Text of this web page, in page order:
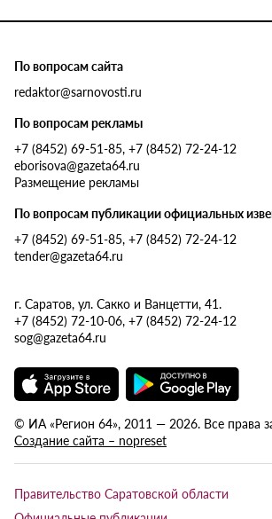
По вопросам сайта
redaktor@sarnovosti.ru
По вопросам рекламы
+7 (8452) 69-51-85, +7 (8452) 72-24-12
eborisova@gazeta64.ru
Размещение рекламы
По вопросам публикации официальных
+7 (8452) 69-51-85, +7 (8452) 72-24-12
tender@gazeta64.ru
г. Саратов, ул. Сакко и Ванцетти, 41.
+7 (8452) 72-10-06, +7 (8452) 72-24-12
sog@gazeta64.ru
© ИА «Регион 64», 2011 — 2026. Все права
Создание сайта – nopreset
Правительство Саратовской области